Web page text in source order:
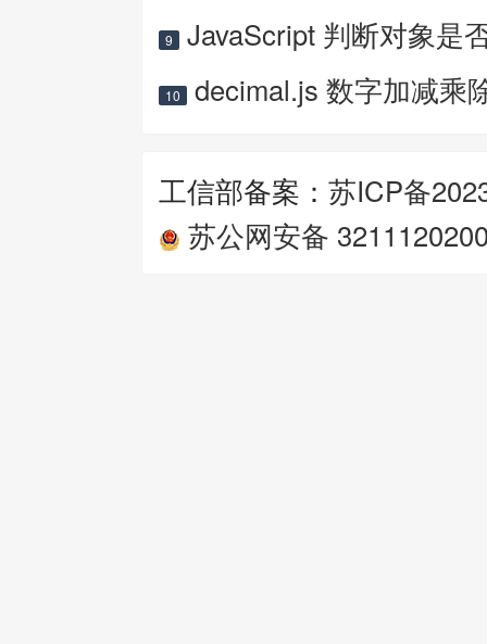
9 JavaScript 判断对象是
10 decimal.js 数字加减乘
工信部备案： 苏ICP备
苏公网安备